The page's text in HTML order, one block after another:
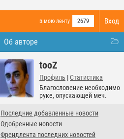
Вход
в мою ленту 2679
Об авторе
tooZ
Профиль | Статистика
Благословение необходимо
руке, опускающей меч.
Последние добавленные новости
Одобренные новости
Френдлента последних новостей